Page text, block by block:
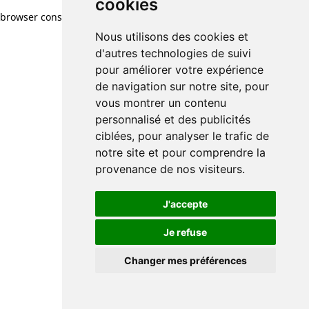
cookies
Nous utilisons des cookies et
d'autres technologies de suivi
pour améliorer votre expérience
de navigation sur notre site, pour
vous montrer un contenu
personnalisé et des publicités
ciblées, pour analyser le trafic de
notre site et pour comprendre la
provenance de nos visiteurs.
J'accepte
Je refuse
Changer mes préférences
browser console for more information)